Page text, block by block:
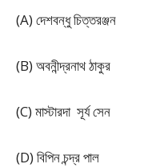
(A) দেশবন্ধু চিত্তরঞ্জন
(B) অবনীন্দ্রনাথ ঠাকুর
(C) মাস্টারদা সূর্য সেন
(D) বিপিন চন্দ্র পাল